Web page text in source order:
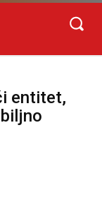
entitet,